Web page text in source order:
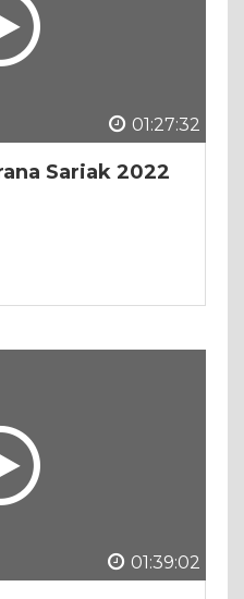
01:27:32
Sariak 2022
01:39:02